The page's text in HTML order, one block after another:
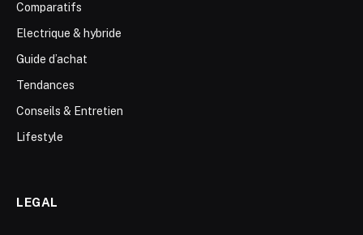
Comparatifs
Electrique & hybride
Guide d’achat
Tendances
Conseils & Entretien
Lifestyle
LEGAL